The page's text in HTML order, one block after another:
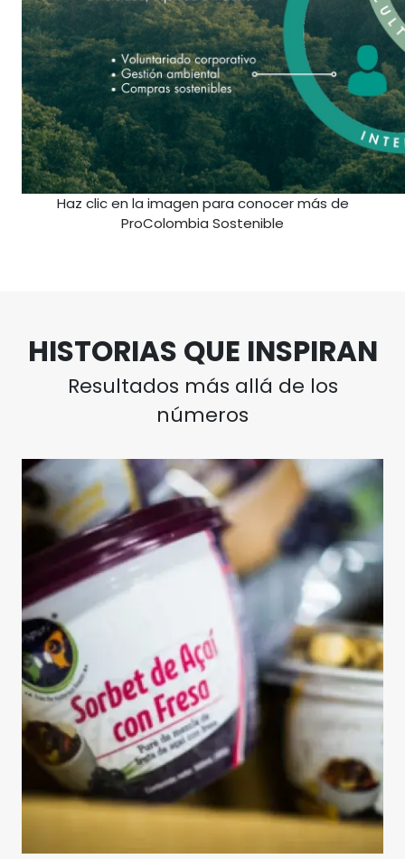
Haz clic en la imagen para conocer más de
ProColombia Sostenible
HISTORIAS QUE INSPIRAN
Resultados más allá de los
números